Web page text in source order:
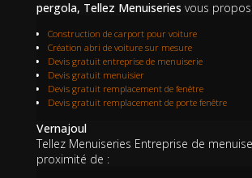
pergola, Tellez Menuiseries vous
Construction de carport pour voiture
Création abri de voiture sur mesure
Devis gratuit entreprise de menuiserie
Devis gratuit menuisier
Devis gratuit remplacement de fenêtre
Devis gratuit remplacement de porte fenêtre
Vernajoul
Tellez Menuiseries Entreprise de
proximité de :